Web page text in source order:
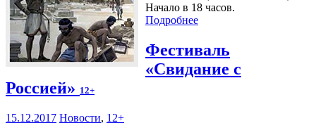
Начало в 18 часов.
Подробнее
Фестиваль
«Свидание с
Россией» 12+
15.12.2017 Новости, 12+